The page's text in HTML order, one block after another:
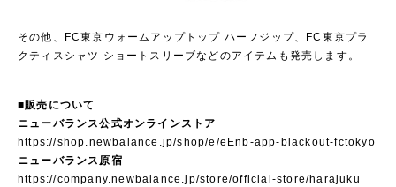
その他、FC東京ウォームアップトップ ハーフジップ、FC東京プラ
クティスシャツ ショートスリーブなどのアイテムも発売します。
■販売について
ニューバランス公式オンラインストア
https://shop.newbalance.jp/shop/e/eEnb-app-blackout-fctokyo
ニューバランス原宿
https://company.newbalance.jp/store/official-store/harajuku